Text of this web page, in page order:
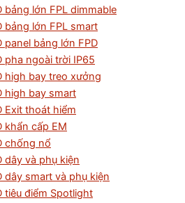
bảng lớn FPL dimmable
bảng lớn FPL smart
panel bảng lớn FPD
pha ngoài trời IP65
high bay treo xưởng
high bay smart
Exit thoát hiểm
khẩn cấp EM
chống nổ
dây và phụ kiện
dây smart và phụ kiện
tiêu điểm Spotlight